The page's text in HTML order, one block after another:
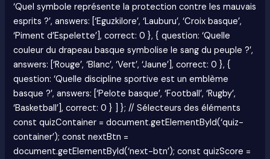
‘Quel symbole représente la protection contre les mauvais
esprits ?’, answers: [‘Eguzkilore’, ‘Lauburu’, ‘Croix basque’,
‘Piment d’Espelette’], correct: 0 }, { question: ‘Quelle
couleur du drapeau basque symbolise le sang du peuple ?’,
answers: [‘Rouge’, ‘Blanc’, ‘Vert’, ‘Jaune’], correct: 0 }, {
question: ‘Quelle discipline sportive est un emblème
basque ?’, answers: [‘Pelote basque’, ‘Football’, ‘Rugby’,
‘Basketball’], correct: 0 } ] }; // Sélecteurs des éléments
const quizContainer = document.getElementById(‘quiz-
container’); const nextBtn =
document.getElementById(‘next-btn’); const quizScore =